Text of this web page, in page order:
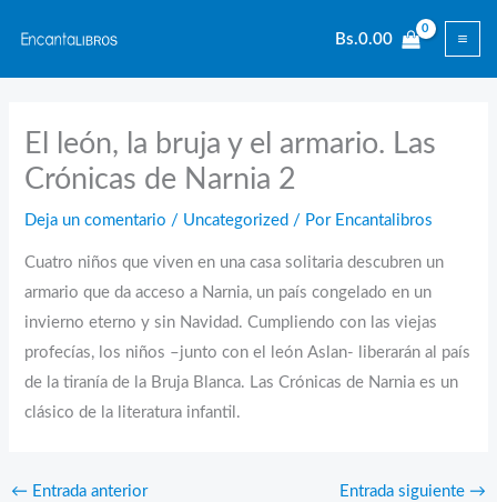
contenido
Bs.0.00
El león, la bruja y el armario. Las
Crónicas de Narnia 2
Deja un comentario / Uncategorized / Por Encantalibros
Cuatro niños que viven en una casa solitaria descubren un
armario que da acceso a Narnia, un país congelado en un
invierno eterno y sin Navidad. Cumpliendo con las viejas
profecías, los niños –junto con el león Aslan- liberarán al país
de la tiranía de la Bruja Blanca. Las Crónicas de Narnia es un
clásico de la literatura infantil.
← Entrada anterior Entrada siguiente →